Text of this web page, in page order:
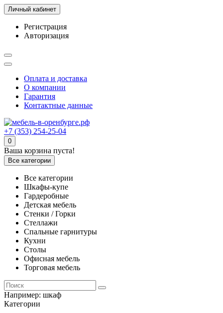
Личный кабинет
Регистрация
Авторизация
Оплата и доставка
О компании
Гарантия
Контактные данные
+7 (353) 254-25-04
0
Ваша корзина пуста!
Все категории
Все категории
Шкафы-купе
Гардеробные
Детская мебель
Стенки / Горки
Стеллажи
Спальные гарнитуры
Кухни
Столы
Офисная мебель
Торговая мебель
Например: шкаф
Категории